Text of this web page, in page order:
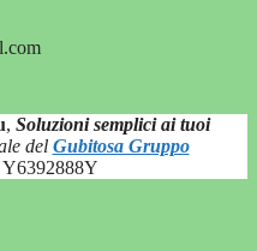
, Soluzioni semplici ai tuoi
del Gubitosa Gruppo